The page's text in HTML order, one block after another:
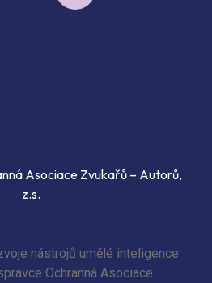
Asociace Zvukařů – Autorů,
z.s.
nástrojů umělé inteligence
Ochranná Asociace